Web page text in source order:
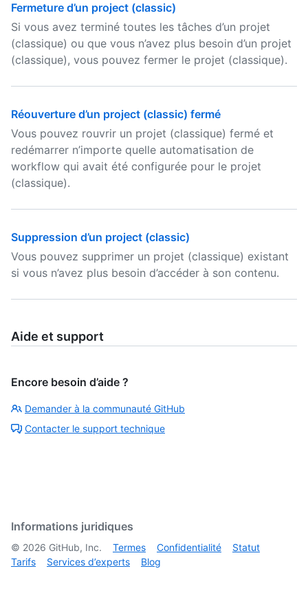
Fermeture d’un project (classic)
Si vous avez terminé toutes les tâches d’un projet
(classique) ou que vous n’avez plus besoin d’un projet
(classique), vous pouvez fermer le projet (classique).
Réouverture d’un project (classic) fermé
Vous pouvez rouvrir un projet (classique) fermé et
redémarrer n’importe quelle automatisation de
workflow qui avait été configurée pour le projet
(classique).
Suppression d’un project (classic)
Vous pouvez supprimer un projet (classique) existant
si vous n’avez plus besoin d’accéder à son contenu.
Aide et support
Encore besoin d’aide ?
Demander à la communauté GitHub
Contacter le support technique
Informations juridiques
© 2026 GitHub, Inc. Termes Confidentialité
Statut
Tarifs
Services d’experts Blog